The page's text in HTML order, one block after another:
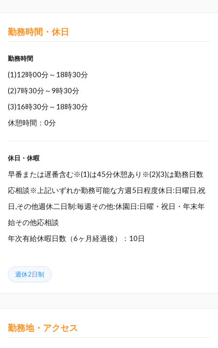
勤務時間・休日
勤務時間
(1)12時00分～18時30分
(2)7時30分～9時30分
(3)16時30分～18時30分
休憩時間：0分
休日・休暇
早番または遅番含む※(1)は45分休憩あり※(2)(3)は勤務日数
応相談※上記いずれか勤務可能な方週5日程度休日:日曜日,祝
日,その他週休二日制:毎週その他:休園日:日曜・祝日・年末年
始その他応相談
年次有給休暇日数（6ヶ月経過後）：10日
週休2日制
勤務地・アクセス